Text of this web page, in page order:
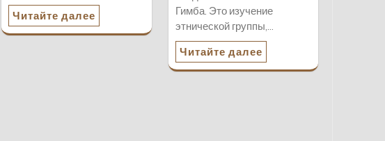
Читайте далее
Гимба. Это изучение
этнической группы,…
Читайте далее